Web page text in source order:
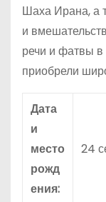
Шаха Ирана, а
и
речи и фатвы
приобрели
Дата
и
место
рожд
ения:
24